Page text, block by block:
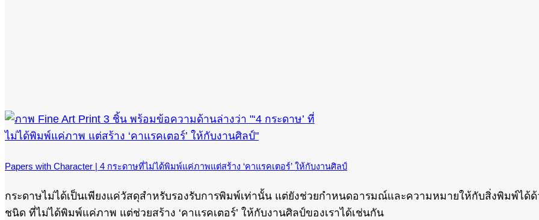
Papers with Character | 4 กระดาษที่ไม่ได้พิมพ์แค่ภาพแต่สร้าง ‘คาแรคเตอร์’ ให้กับงานศิลป์
กระดาษไม่ได้เป็นเพียงแค่วัสดุสำหรับรองรับการพิมพ์เท่านั้น แต่ยังช่วยกำหนดอารมณ์และความหมายให้กับสิ่งพิมพ์ได้
ชนิด ที่ไม่ได้พิมพ์แค่ภาพ แต่ช่วยสร้าง ‘คาแรคเตอร์’ ให้กับงานศิลป์ของเราได้เช่นกัน